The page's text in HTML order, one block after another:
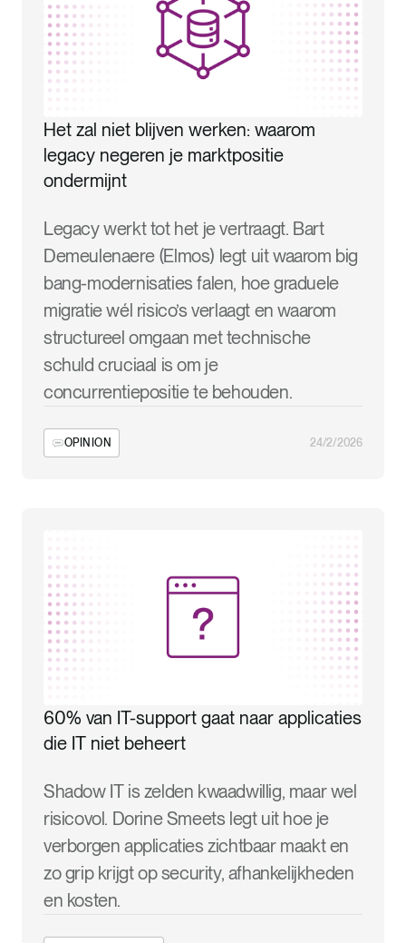
Het zal niet blijven werken: waarom
legacy negeren je marktpositie
ondermijnt
Legacy werkt tot het je vertraagt. Bart
Demeulenaere (Elmos) legt uit waarom big
bang-modernisaties falen, hoe graduele
migratie wél risico’s verlaagt en waarom
structureel omgaan met technische
schuld cruciaal is om je
concurrentiepositie te behouden.
OPINION 24/2/2026
60% van IT-support gaat naar applicaties
die IT niet beheert
Shadow IT is zelden kwaadwillig, maar wel
risicovol. Dorine Smeets legt uit hoe je
verborgen applicaties zichtbaar maakt en
zo grip krijgt op security, afhankelijkheden
en kosten.